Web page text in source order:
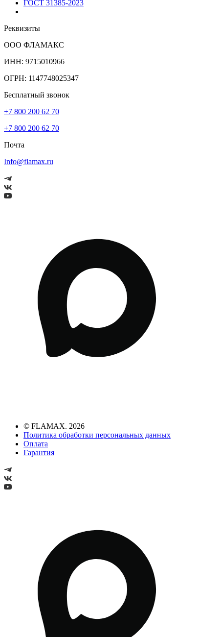
ГОСТ 31385-2023
Реквизиты
ООО ФЛАМАКС
ИНН: 9715010966
ОГРН: 1147748025347
Бесплатный звонок
+7 800 200 62 70
+7 800 200 62 70
Почта
Info@flamax.ru
© FLAMAX. 2026
Политика обработки персональных данных
Оплата
Гарантия